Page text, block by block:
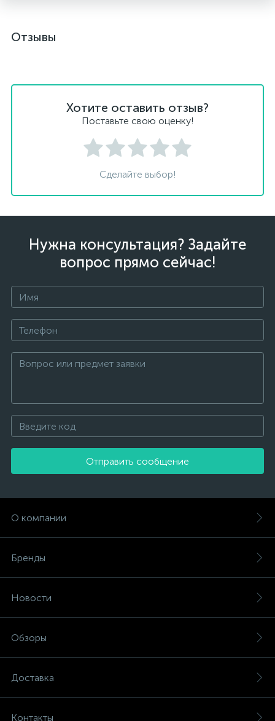
Отзывы
Хотите оставить отзыв?
Поставьте свою оценку!
Сделайте выбор!
Нужна консультация? Задайте
вопрос прямо сейчас!
Отправить сообщение
О компании
Бренды
Новости
Обзоры
Доставка
Контакты